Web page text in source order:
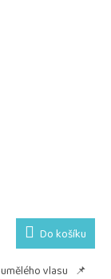
Do košíku
vlasu 📌